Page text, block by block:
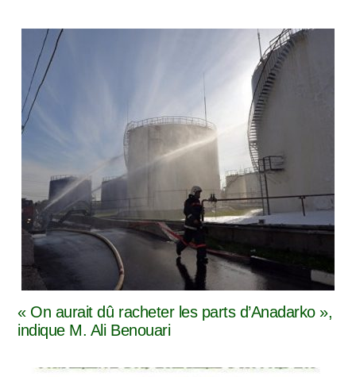
« On aurait dû racheter les parts d’Anadarko »,
indique M. Ali Benouari